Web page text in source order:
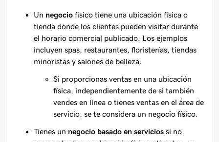
Un negocio físico tiene una ubicación física o
tienda donde los clientes pueden visitar durante
el horario comercial publicado. Los ejemplos
incluyen spas, restaurantes, floristerías, tiendas
minoristas y salones de belleza.
Si proporcionas ventas en una ubicación
física, independientemente de si también
vendes en línea o tienes ventas en el área de
servicio, se te considera un negocio físico.
Tienes un negocio basado en servicios si no